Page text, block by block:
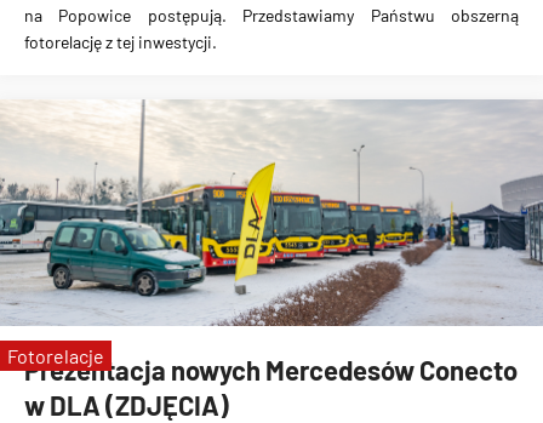
na Popowice
postępują. Przedstawiamy Państwu obszerną
fotorelację z tej inwestycji.
Prezentacja nowych Mercedesów Conecto
w DLA (ZDJĘCIA)
Fotorelacje